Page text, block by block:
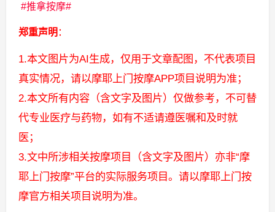
推拿按摩
郑重声明 ：
1.本文图片为AI生成，仅用于文章配图，不代表项目
真实情况，请以摩耶上门按摩APP项目说明为准；
2.本文所有内容（含文字及图片）仅做参考，不可替
代专业医疗与药物，如有不适请遵医嘱和及时就
医；
3.文中所涉相关按摩项目（含文字及图片）亦非“摩
耶上门按摩”平台的实际服务项目。请以摩耶上门按
摩官方相关项目说明为准。